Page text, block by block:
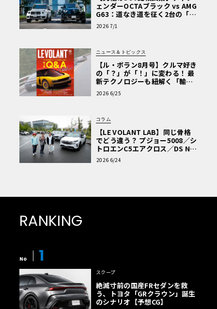
ェンダーOCTAブラック vs AMG
G63：道なき道を征く2台の「対
極的アプローチ」
2026 7/1
ニュース＆トピックス
【ル・ボラン8月号】クルマ好き
の「？」が「！」に変わる！ 最
新テクノロジーも紐解く「輸入
車Q&A」
2026 6/25
コラム
【LE VOLANT LAB】同じ骨格
でどう違う？ プジョー5008／シ
トロエンC5エアクロス／DS Nº4
読者一気乗りレポート
2026 6/24
RANKING
No 1
スクープ
絶滅寸前の国産FRセダンを救
う、トヨタ「GRクラウン」誕生
のシナリオ【予想CG】